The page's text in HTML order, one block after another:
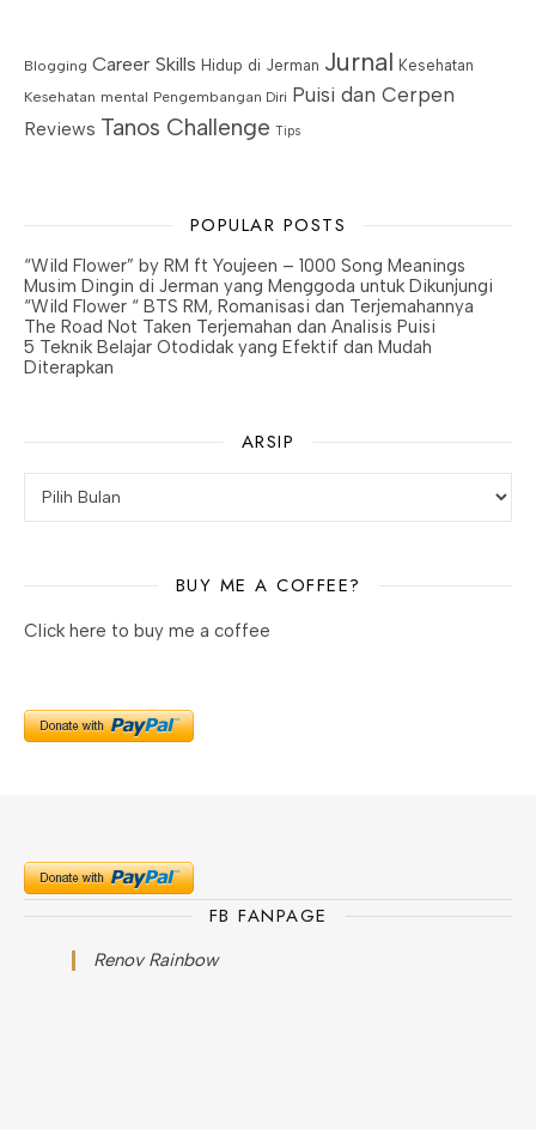
Blogging Career Skills Hidup di Jerman Jurnal Kesehatan
Kesehatan mental Pengembangan Diri Puisi dan Cerpen
Reviews Tanos Challenge Tips
POPULAR POSTS
“Wild Flower” by RM ft Youjeen – 1000 Song Meanings
Musim Dingin di Jerman yang Menggoda untuk Dikunjungi
“Wild Flower “ BTS RM, Romanisasi dan Terjemahannya
The Road Not Taken Terjemahan dan Analisis Puisi
5 Teknik Belajar Otodidak yang Efektif dan Mudah
Diterapkan
ARSIP
BUY ME A COFFEE?
Click here to buy me a coffee
FB FANPAGE
Renov Rainbow